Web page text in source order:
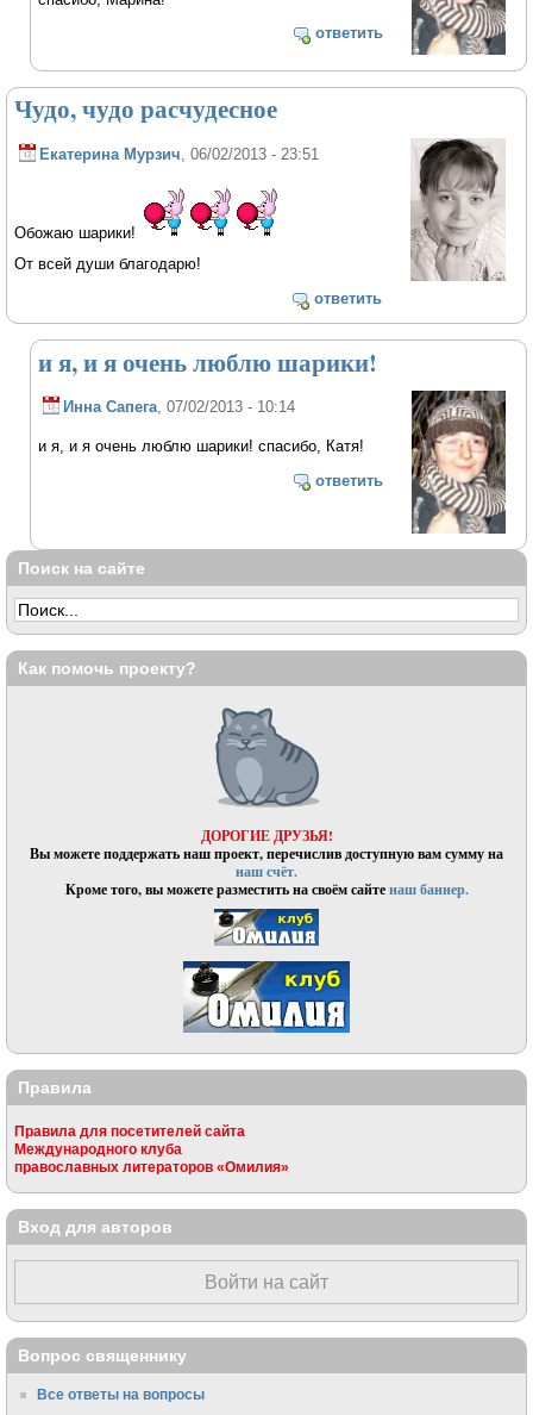
ответить
Чудо, чудо расчудесное
Екатерина Мурзич , 06/02/2013 - 23:51
Обожаю шарики!
От всей души благодарю!
ответить
и я, и я очень люблю шарики!
Инна Сапега, 07/02/2013 - 10:14
и я, и я очень люблю шарики! спасибо, Катя!
ответить
Поиск на сайте
Как помочь проекту?
ДОРОГИЕ ДРУЗЬЯ!
Вы можете поддержать наш проект, перечислив доступную вам сумму на
наш счёт.
Кроме того, вы можете разместить на своём сайтенаш баннер.
Правила
Правила для посетителей сайта
Международного клуба
православных литераторов «Омилия»
Вход для авторов
Войти на сайт
Вопрос священнику
Все ответы на вопросы